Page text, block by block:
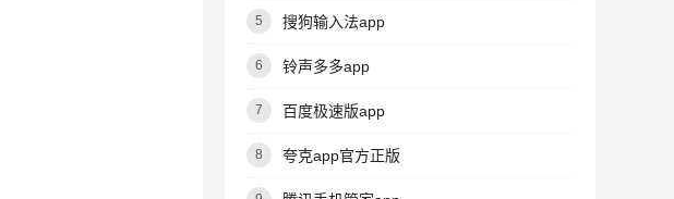
5 搜狗输入法app
6 铃声多多app
7 百度极速版app
8 夸克app官方正版